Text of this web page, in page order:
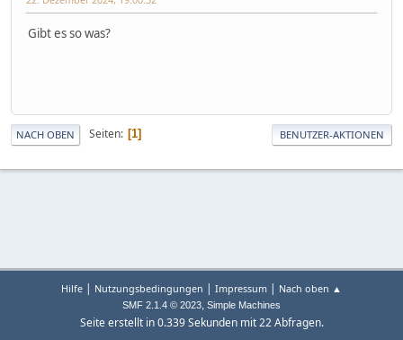
Gibt es so was?
NACH OBEN Seiten 1 BENUTZER-AKTIONEN
Hilfe | Nutzungsbedingungen | Impressum | Nach oben ▲
SMF 2.1.4 © 2023, Simple Machines
Seite erstellt in 0.339 Sekunden mit 22 Abfragen.